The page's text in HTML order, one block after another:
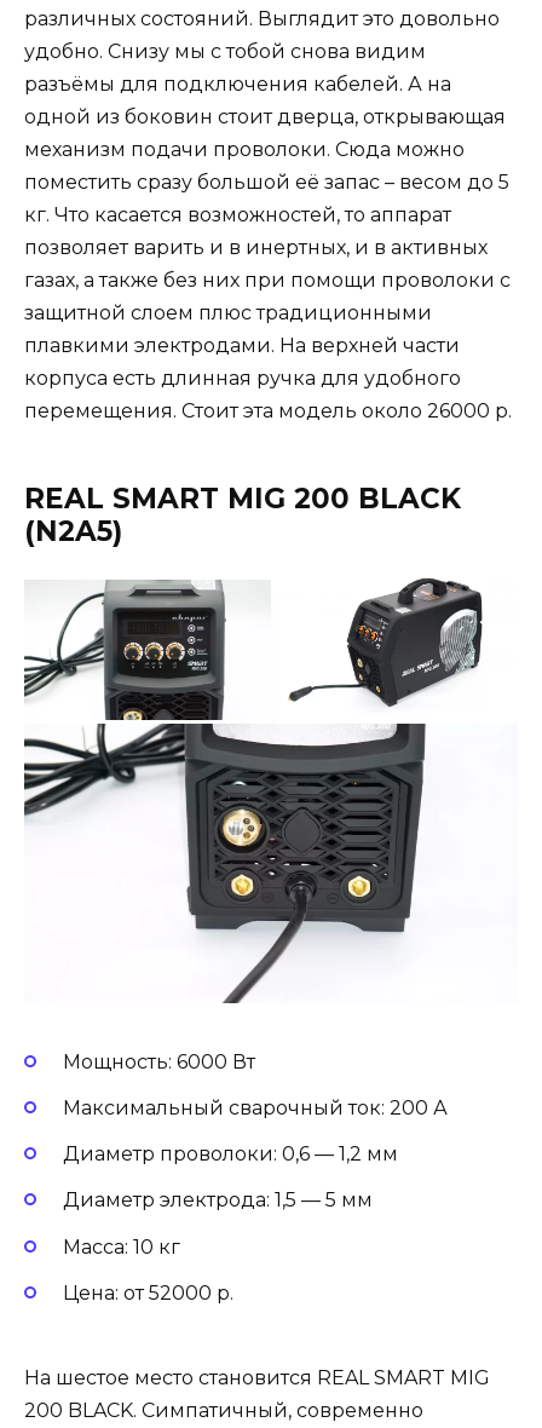
различных состояний. Выглядит это довольно
удобно. Снизу мы с тобой снова видим
разъёмы для подключения кабелей. А на
одной из боковин стоит дверца, открывающая
механизм подачи проволоки. Сюда можно
поместить сразу большой её запас – весом до 5
кг. Что касается возможностей, то аппарат
позволяет варить и в инертных, и в активных
газах, а также без них при помощи проволоки с
защитной слоем плюс традиционными
плавкими электродами. На верхней части
корпуса есть длинная ручка для удобного
перемещения. Стоит эта модель около 26000 р.
REAL SMART MIG 200 BLACK
(N2A5)
Мощность: 6000 Вт
Максимальный сварочный ток: 200 А
Диаметр проволоки: 0,6 — 1,2 мм
Диаметр электрода: 1,5 — 5 мм
Масса: 10 кг
Цена: от 52000 р.
На шестое место становится REAL SMART MIG
200 BLACK. Симпатичный, современно